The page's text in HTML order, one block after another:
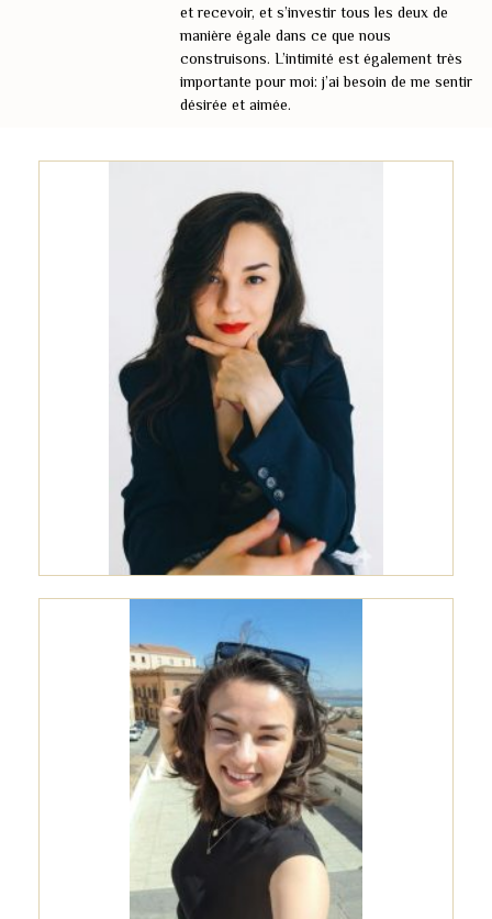
et recevoir, et s’investir tous les deux de
manière égale dans ce que nous
construisons. L’intimité est également très
importante pour moi: j’ai besoin de me sentir
désirée et aimée.